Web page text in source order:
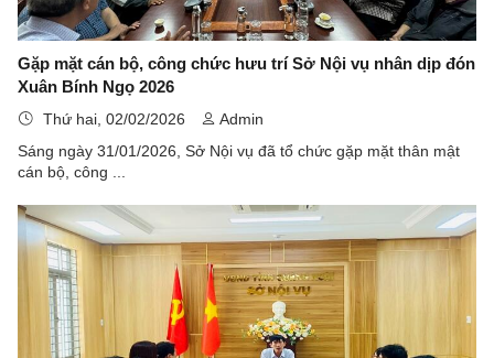
Gặp mặt cán bộ, công chức hưu trí Sở Nội vụ nhân dịp đón
Xuân Bính Ngọ 2026
Thứ hai, 02/02/2026
Admin
Sáng ngày 31/01/2026, Sở Nội vụ đã tổ chức gặp mặt thân mật
cán bộ, công ...